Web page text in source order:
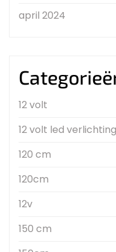
april 2024
12 volt
12 volt led verlichting
120 cm
120cm
12v
150 cm